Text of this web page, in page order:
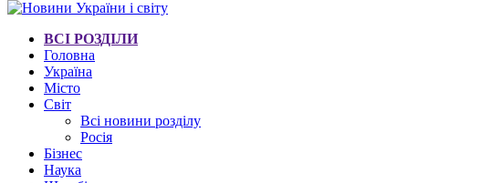
ВСІ РОЗДІЛИ
Головна
Україна
Місто
Світ
Всі новини розділу
Росія
Бізнес
Наука